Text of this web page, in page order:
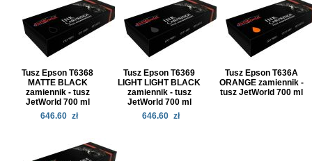
Tusz Epson T6368
MATTE BLACK
zamiennik - tusz
JetWorld 700 ml
646.60 zł
Tusz Epson T6369
LIGHT LIGHT BLACK
zamiennik - tusz
JetWorld 700 ml
646.60 zł
Tusz Epson T636A
ORANGE zamiennik -
tusz JetWorld 700 ml